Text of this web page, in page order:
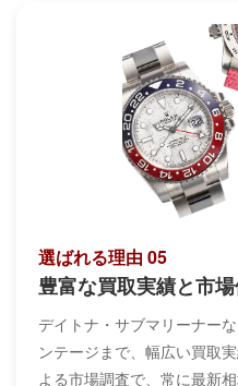
選ばれる理由 05
豊富な買取実績と市
デイトナ・サブマリーナー
ンテージまで、幅広い買取
よる市場調査で、常に最新